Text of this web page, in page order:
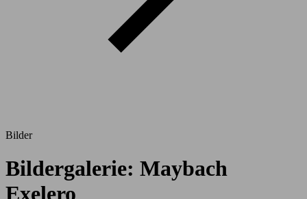
Bilder
Bildergalerie: Maybach
Exelero